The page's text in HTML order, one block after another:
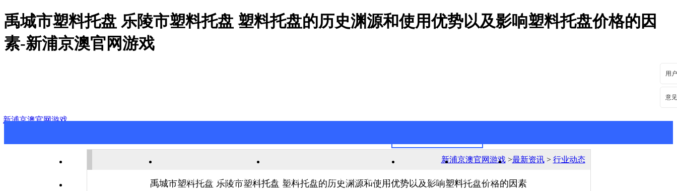
禹城市塑料托盘 乐陵市塑料托盘 塑料托盘的历史渊源和使用优势以及影响塑料托盘价格的因
素-新浦京澳官网游戏
用
意
新浦京澳官网游戏
关于新浦京澳官网游戏 新浦京澳官网游戏的产品中心 公司新闻 最新资讯 行业动态
新浦京澳官网游戏>最新资讯> 行业动态
禹城市塑料托盘 乐陵市塑料托盘 塑料托盘的历史渊源和使用优势以及影响塑料托盘价格的因素